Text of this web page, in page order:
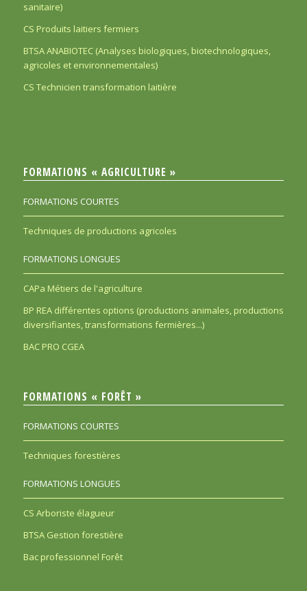
sanitaire)
CS Produits laitiers fermiers
BTSA ANABIOTEC (Analyses biologiques, biotechnologiques,
agricoles et environnementales)
CS Technicien transformation laitière
FORMATIONS « AGRICULTURE »
FORMATIONS COURTES
Techniques de productions agricoles
FORMATIONS LONGUES
CAPa Métiers de l'agriculture
BP REA différentes options (productions animales, productions
diversifiantes, transformations fermières...)
BAC PRO CGEA
FORMATIONS « FORÊT »
FORMATIONS COURTES
Techniques forestières
FORMATIONS LONGUES
CS Arboriste élagueur
BTSA Gestion forestière
Bac professionnel Forêt